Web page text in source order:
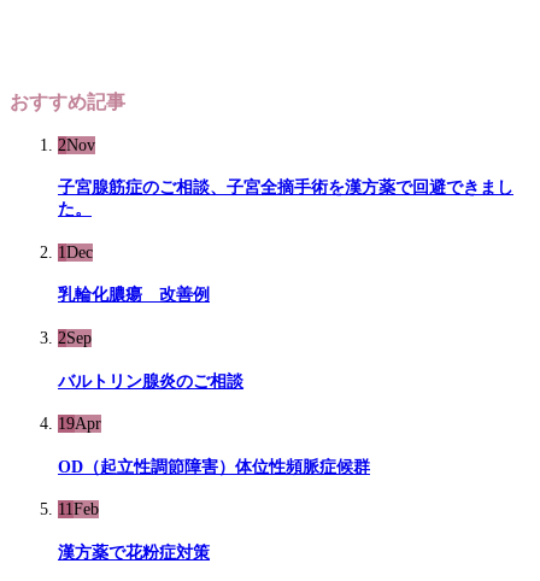
おすすめ記事
2Nov
子宮腺筋症のご相談、子宮全摘手術を漢方薬で回避できまし
た。
1 Dec
乳輪化膿瘍 改善例
2Sep
バルトリン腺炎のご相談
19Apr
OD（起立性調節障害）体位性頻脈症候群
11Feb
漢方薬で花粉症対策